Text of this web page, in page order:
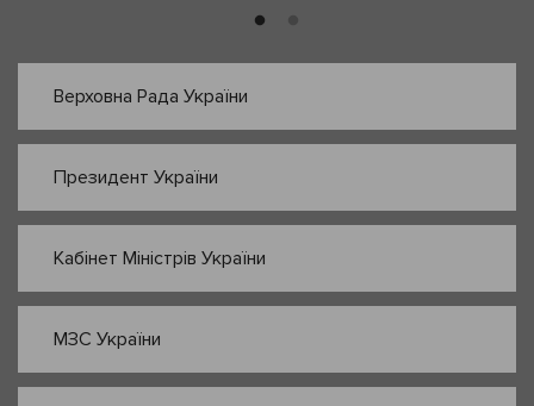
Верховна Рада України
Президент України
Кабінет Міністрів України
МЗС України